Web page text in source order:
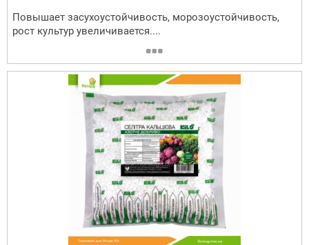
Повышает засухоустойчивость, морозоустойчивость,
рост культур увеличивается....